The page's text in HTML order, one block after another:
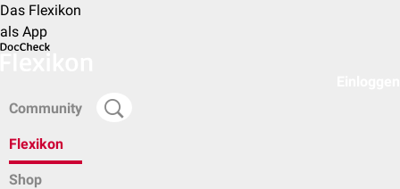
Das Flexikon
als App
Community
Flexikon
Shop